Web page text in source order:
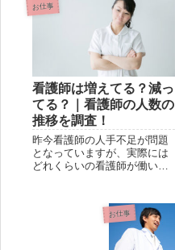
お仕事
看護師は増えてる？減っ
てる？｜看護師の人数の
推移を調査！
昨今看護師の人手不足が問題
となっていますが、実際には
どれくらいの看護師が働いて
が必要とされているのでしょ
われている看護師の現状を調
お仕事